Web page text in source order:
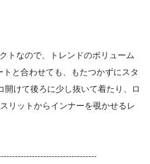
トなので、トレンドのボリューム
と合わせても、もたつかずにスタ
けて後ろに少し抜いて着たり、ロ
リットからインナーを覗かせるレ